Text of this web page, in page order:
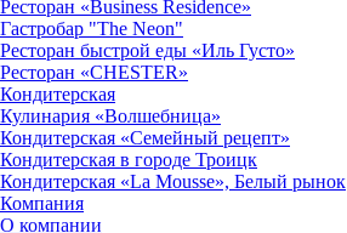
Ресторан «Business Residence»
Гастробар "The Neon"
Ресторан быстрой еды «Иль Густо»
Ресторан «CHESTER»
Кондитерская
Кулинария «Волшебница»
Кондитерская «Семейный рецепт»
Кондитерская в городе Троицк
Кондитерская «La Mousse», Белый рынок
Компания
О компании